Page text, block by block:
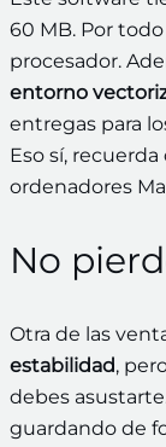
60 MB. Por
procesador.
entorno
entregas para
Eso sí,
ordenadores
No
Otra de las
estabilidad,
debes
guardando de